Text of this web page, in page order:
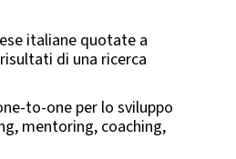
italiane quotate a
di una ricerca
to-one per lo sviluppo
mentoring, coaching,